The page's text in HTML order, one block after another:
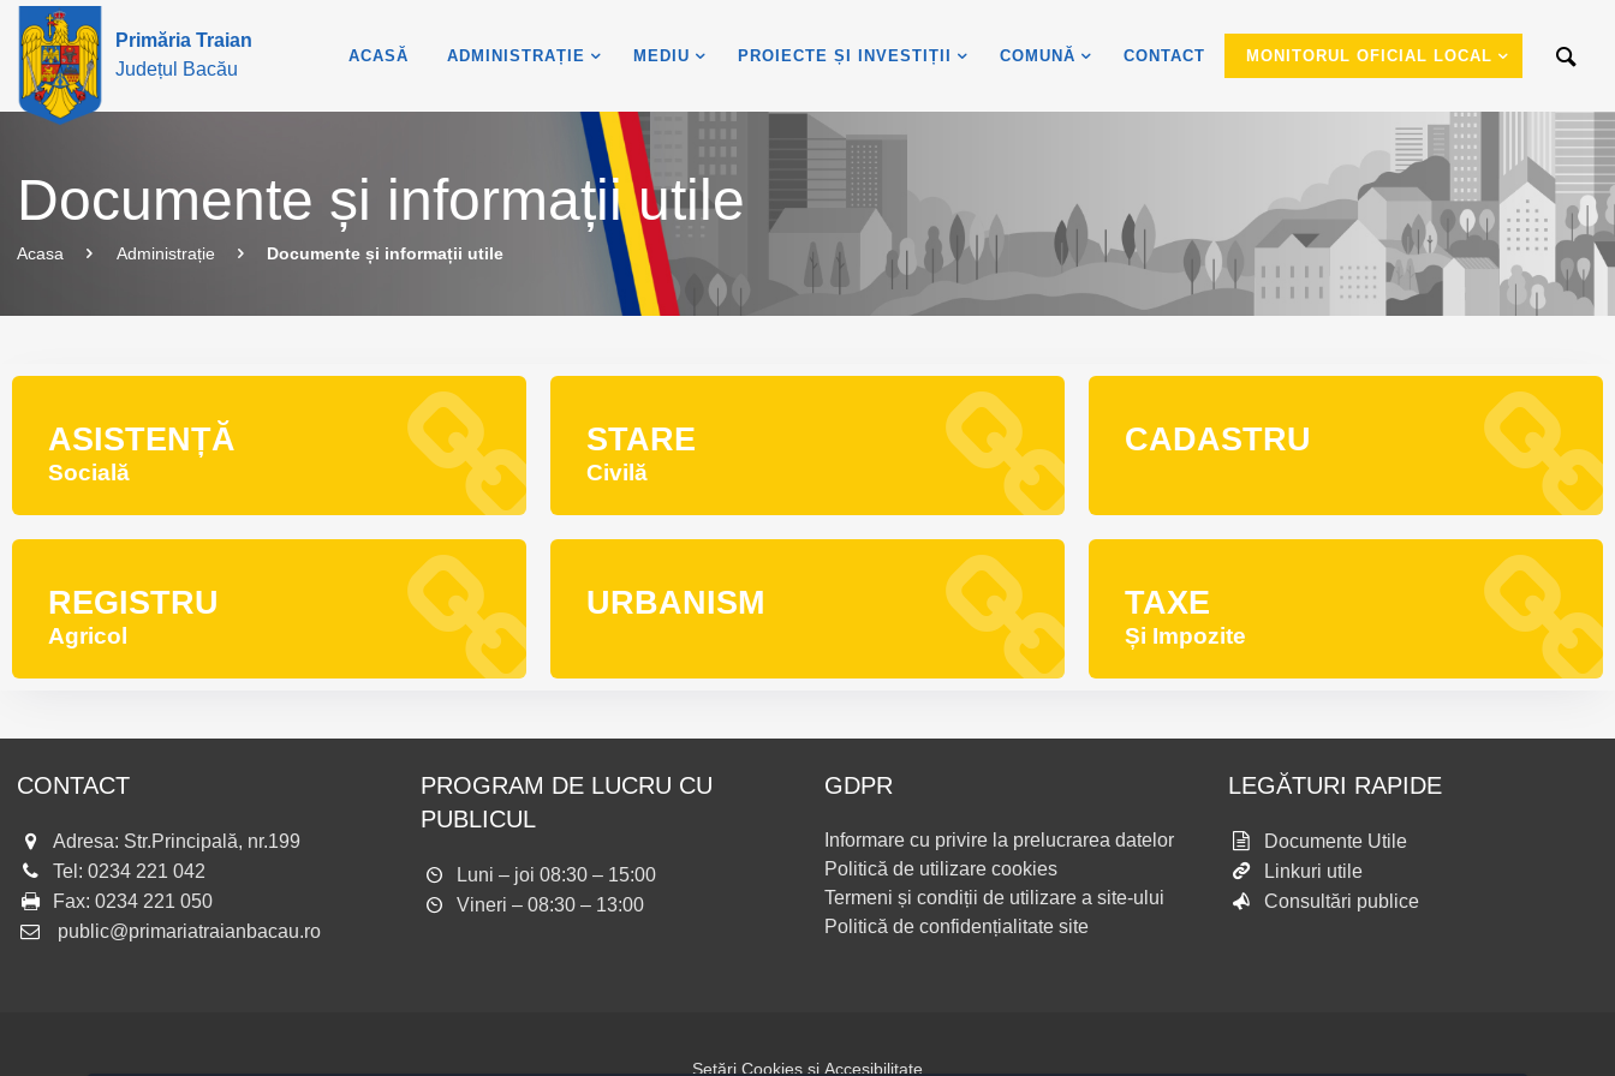
Primăria Traian
Județul Bacău
ACASĂ ADMINISTRAȚIE MEDIU PROIECTE ȘI INVESTIȚII COMUNĂ CONTACT MONITORUL OFICIAL LOCAL
Documente și informații utile
Acasa Administrație Documente și informații utile
ASISTENȚĂ
Socială
STARE
Civilă
CADASTRU
REGISTRU
Agricol
URBANISM TAXE
Și Impozite
CONTACT
Adresa: Str.Principală, nr.199
Tel: 0234 221 042
Fax: 0234 221 050
public@primariatraianbacau.ro
PROGRAM DE LUCRU CU
PUBLICUL
Luni – joi 08:30 – 15:00
Vineri – 08:30 – 13:00
GDPR
Informare cu privire la prelucrarea datelor
Politică de utilizare cookies
Termeni și condiții de utilizare a site-ului
Politică de confidențialitate site
LEGĂTURI RAPIDE
Documente Utile
Linkuri utile
Consultări publice
Setări Cookies și Accesibilitate